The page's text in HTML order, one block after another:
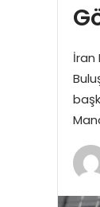
İran